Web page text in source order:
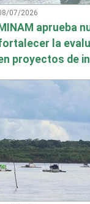
07/2026
aprueba
la
proyectos de